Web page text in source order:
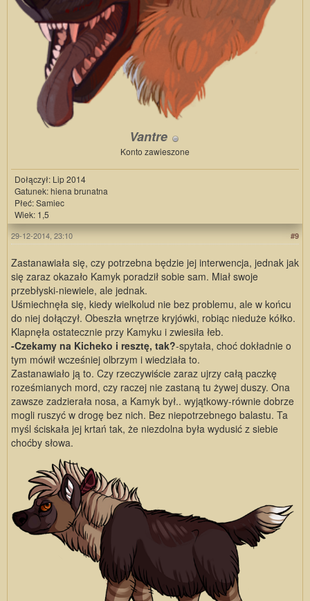
Vantre
Konto zawieszone
Dołączył: Lip 2014
Gatunek: hiena brunatna
Płeć: Samiec
Wiek: 1,5
#9
29-12-2014, 23:10
Zastanawiała się, czy potrzebna będzie jej interwencja, jednak jak
się zaraz okazało Kamyk poradził sobie sam. Miał swoje
przebłyski-niewiele, ale jednak.
Uśmiechnęła się, kiedy wielkolud nie bez problemu, ale w końcu
do niej dołączył. Obeszła wnętrze kryjówki, robiąc nieduże kółko.
Klapnęła ostatecznie przy Kamyku i zwiesiła łeb.
-Czekamy na Kicheko i resztę, tak?-spytała, choć dokładnie o
tym mówił wcześniej olbrzym i wiedziała to.
Zastanawiało ją to. Czy rzeczywiście zaraz ujrzy całą paczkę
roześmianych mord, czy raczej nie zastaną tu żywej duszy. Ona
zawsze zadzierała nosa, a Kamyk był.. wyjątkowy-równie dobrze
mogli ruszyć w drogę bez nich. Bez niepotrzebnego balastu. Ta
myśl ściskała jej krtań tak, że niezdolna była wydusić z siebie
choćby słowa.